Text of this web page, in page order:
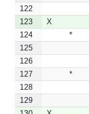
122
123
X
124
*
125
126
127
*
128
129